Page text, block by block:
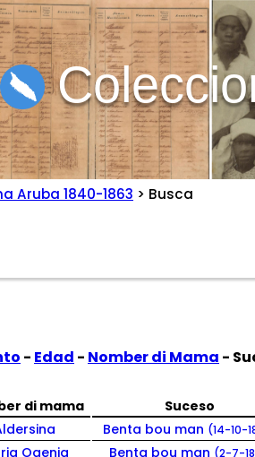
Aruba 1840-1863 > Busca
- Edad - Nomber di Mama -
di mama Suceso
Benta bou man (14-10-
Ogenia Benta bou man (2-7-